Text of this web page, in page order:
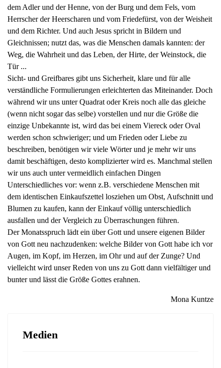
dem Adler und der Henne, von der Burg und dem Fels, vom
Herrscher der Heerscharen und vom Friedefürst, von der Weisheit
und dem Richter. Und auch Jesus spricht in Bildern und
Gleichnissen; nutzt das, was die Menschen damals kannten: der
Weg, die Wahrheit und das Leben, der Hirte, der Weinstock, die
Tür ...
Sicht- und Greifbares gibt uns Sicherheit, klare und für alle
verständliche Formulierungen erleichterten das Miteinander. Doch
während wir uns unter Quadrat oder Kreis noch alle das gleiche
(wenn nicht sogar das selbe) vorstellen und nur die Größe die
einzige Unbekannte ist, wird das bei einem Viereck oder Oval
werden schon schwieriger; und um Frieden oder Liebe zu
beschreiben, benötigen wir viele Wörter und je mehr wir uns
damit beschäftigen, desto komplizierter wird es. Manchmal stellen
wir uns auch unter vermeidlich einfachen Dingen
Unterschiedliches vor: wenn z.B. verschiedene Menschen mit
dem identischen Einkaufszettel losziehen um Obst, Aufschnitt und
Blumen zu kaufen, kann der Einkauf völlig unterschiedlich
ausfallen und der Vergleich zu Überraschungen führen.
Der Monatsspruch lädt ein über Gott und unsere eigenen Bilder
von Gott neu nachzudenken: welche Bilder von Gott habe ich vor
Augen, im Kopf, im Herzen, im Ohr und auf der Zunge? Und
vielleicht wird unser Reden von uns zu Gott dann vielfältiger und
bunter und lässt die Größe Gottes erahnen.
Mona Kuntze
Medien